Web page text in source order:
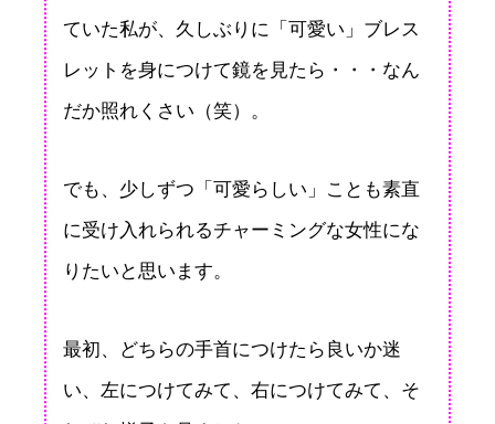
ていた私が、久しぶりに「可愛い」ブレス
レットを身につけて鏡を見たら・・・なん
だか照れくさい（笑）。
でも、少しずつ「可愛らしい」ことも素直
に受け入れられるチャーミングな女性にな
りたいと思います。
最初、どちらの手首につけたら良いか迷
い、左につけてみて、右につけてみて、そ